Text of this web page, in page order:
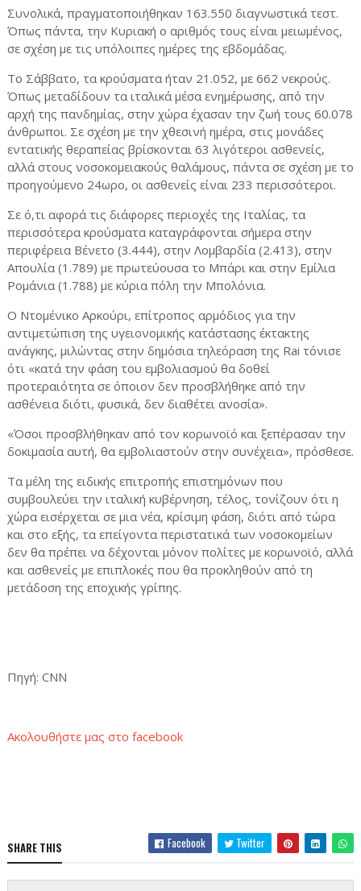
Συνολικά, πραγματοποιήθηκαν 163.550 διαγνωστικά τεστ.
Όπως πάντα, την Κυριακή ο αριθμός τους είναι μειωμένος,
σε σχέση με τις υπόλοιπες ημέρες της εβδομάδας.
Το Σάββατο, τα κρούσματα ήταν 21.052, με 662 νεκρούς.
Όπως μεταδίδουν τα ιταλικά μέσα ενημέρωσης, από την
αρχή της πανδημίας, στην χώρα έχασαν την ζωή τους 60.078
άνθρωποι. Σε σχέση με την χθεσινή ημέρα, στις μονάδες
εντατικής θεραπείας βρίσκονται 63 λιγότεροι ασθενείς,
αλλά στους νοσοκομειακούς θαλάμους, πάντα σε σχέση με το
προηγούμενο 24ωρο, οι ασθενείς είναι 233 περισσότεροι.
Σε ό,τι αφορά τις διάφορες περιοχές της Ιταλίας, τα
περισσότερα κρούσματα καταγράφονται σήμερα στην
περιφέρεια Βένετο (3.444), στην Λομβαρδία (2.413), στην
Απουλία (1.789) με πρωτεύουσα το Μπάρι και στην Εμίλια
Ρομάνια (1.788) με κύρια πόλη την Μπολόνια.
Ο Ντομένικο Αρκούρι, επίτροπος αρμόδιος για την
αντιμετώπιση της υγειονομικής κατάστασης έκτακτης
ανάγκης, μιλώντας στην δημόσια τηλεόραση της Rai τόνισε
ότι «κατά την φάση του εμβολιασμού θα δοθεί
προτεραιότητα σε όποιον δεν προσβλήθηκε από την
ασθένεια διότι, φυσικά, δεν διαθέτει ανοσία».
«Όσοι προσβλήθηκαν από τον κορωνοϊό και ξεπέρασαν την
δοκιμασία αυτή, θα εμβολιαστούν στην συνέχεια», πρόσθεσε.
Τα μέλη της ειδικής επιτροπής επιστημόνων που
συμβουλεύει την ιταλική κυβέρνηση, τέλος, τονίζουν ότι η
χώρα εισέρχεται σε μια νέα, κρίσιμη φάση, διότι από τώρα
και στο εξής, τα επείγοντα περιστατικά των νοσοκομείων
δεν θα πρέπει να δέχονται μόνον πολίτες με κορωνοϊό, αλλά
και ασθενείς με επιπλοκές που θα προκληθούν από τη
μετάδοση της εποχικής γρίπης.
Πηγή: CNN
Ακολουθήστε μας στο facebook
SHARE THIS Facebook Twitter